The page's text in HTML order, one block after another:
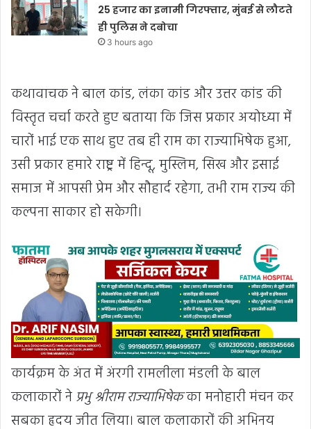
25 हजार का इनामी गिरफ्तार, मुंबई से लौटते
ही पुलिस ने दबोचा
3 hours ago
कथावाचक ने बाल कांड, लंका कांड और उत्तर कांड की
विस्तृत चर्चा करते हुए बताया कि जिस प्रकार अयोध्या में
चारों भाई एक साथ हुए तब ही राम का राज्याभिषेक हुआ,
उसी प्रकार हमारे राष्ट्र में हिन्दू, मुस्लिम, सिख और इसाई
समाज में आपसी प्रेम और सौहार्द रहेगा, तभी राम राज्य की
कल्पना साकार हो सकेगी।
कार्यक्रम के अंत में अंरगी रामलीला मंडली के बाल
कलाकारों नेप्रभु श्रीराम राज्याभिषेकका मनोहारी मंचन कर
सबका हृदय जीत लिया। बाल कलाकारों की अभिनय